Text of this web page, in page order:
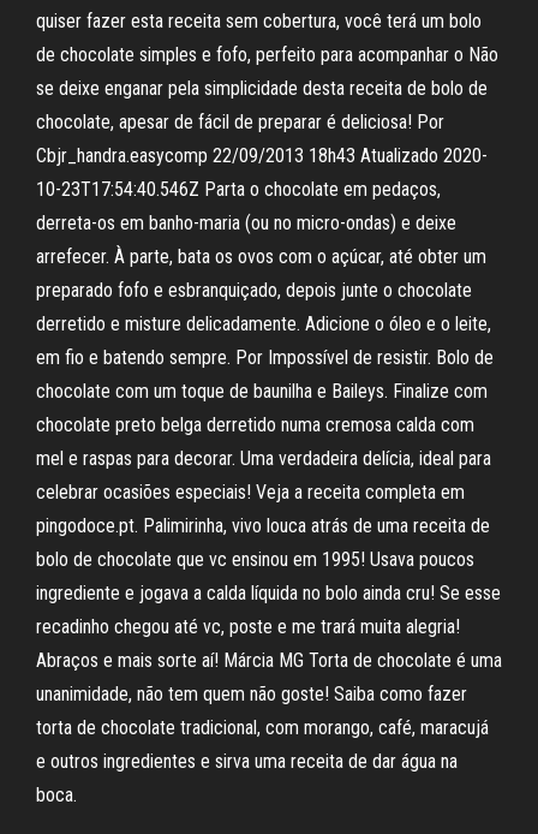
quiser fazer esta receita sem cobertura, você terá um bolo
de chocolate simples e fofo, perfeito para acompanhar o Não
se deixe enganar pela simplicidade desta receita de bolo de
chocolate, apesar de fácil de preparar é deliciosa! Por
Cbjr_handra.easycomp 22/09/2013 18h43 Atualizado 2020-
10-23T17:54:40.546Z Parta o chocolate em pedaços,
derreta-os em banho-maria (ou no micro-ondas) e deixe
arrefecer. À parte, bata os ovos com o açúcar, até obter um
preparado fofo e esbranquiçado, depois junte o chocolate
derretido e misture delicadamente. Adicione o óleo e o leite,
em fio e batendo sempre. Por Impossível de resistir. Bolo de
chocolate com um toque de baunilha e Baileys. Finalize com
chocolate preto belga derretido numa cremosa calda com
mel e raspas para decorar. Uma verdadeira delícia, ideal para
celebrar ocasiões especiais! Veja a receita completa em
pingodoce.pt. Palimirinha, vivo louca atrás de uma receita de
bolo de chocolate que vc ensinou em 1995! Usava poucos
ingrediente e jogava a calda líquida no bolo ainda cru! Se esse
recadinho chegou até vc, poste e me trará muita alegria!
Abraços e mais sorte aí! Márcia MG Torta de chocolate é uma
unanimidade, não tem quem não goste! Saiba como fazer
torta de chocolate tradicional, com morango, café, maracujá
e outros ingredientes e sirva uma receita de dar água na
boca.